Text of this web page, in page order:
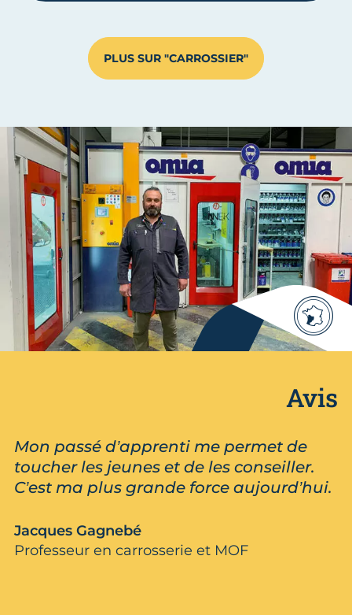
PLUS SUR "CARROSSIER"
Avis
Mon passé d’apprenti me permet de
toucher les jeunes et de les conseiller.
C’est ma plus grande force aujourd’hui.
Jacques Gagnebé
Professeur en carrosserie et MOF